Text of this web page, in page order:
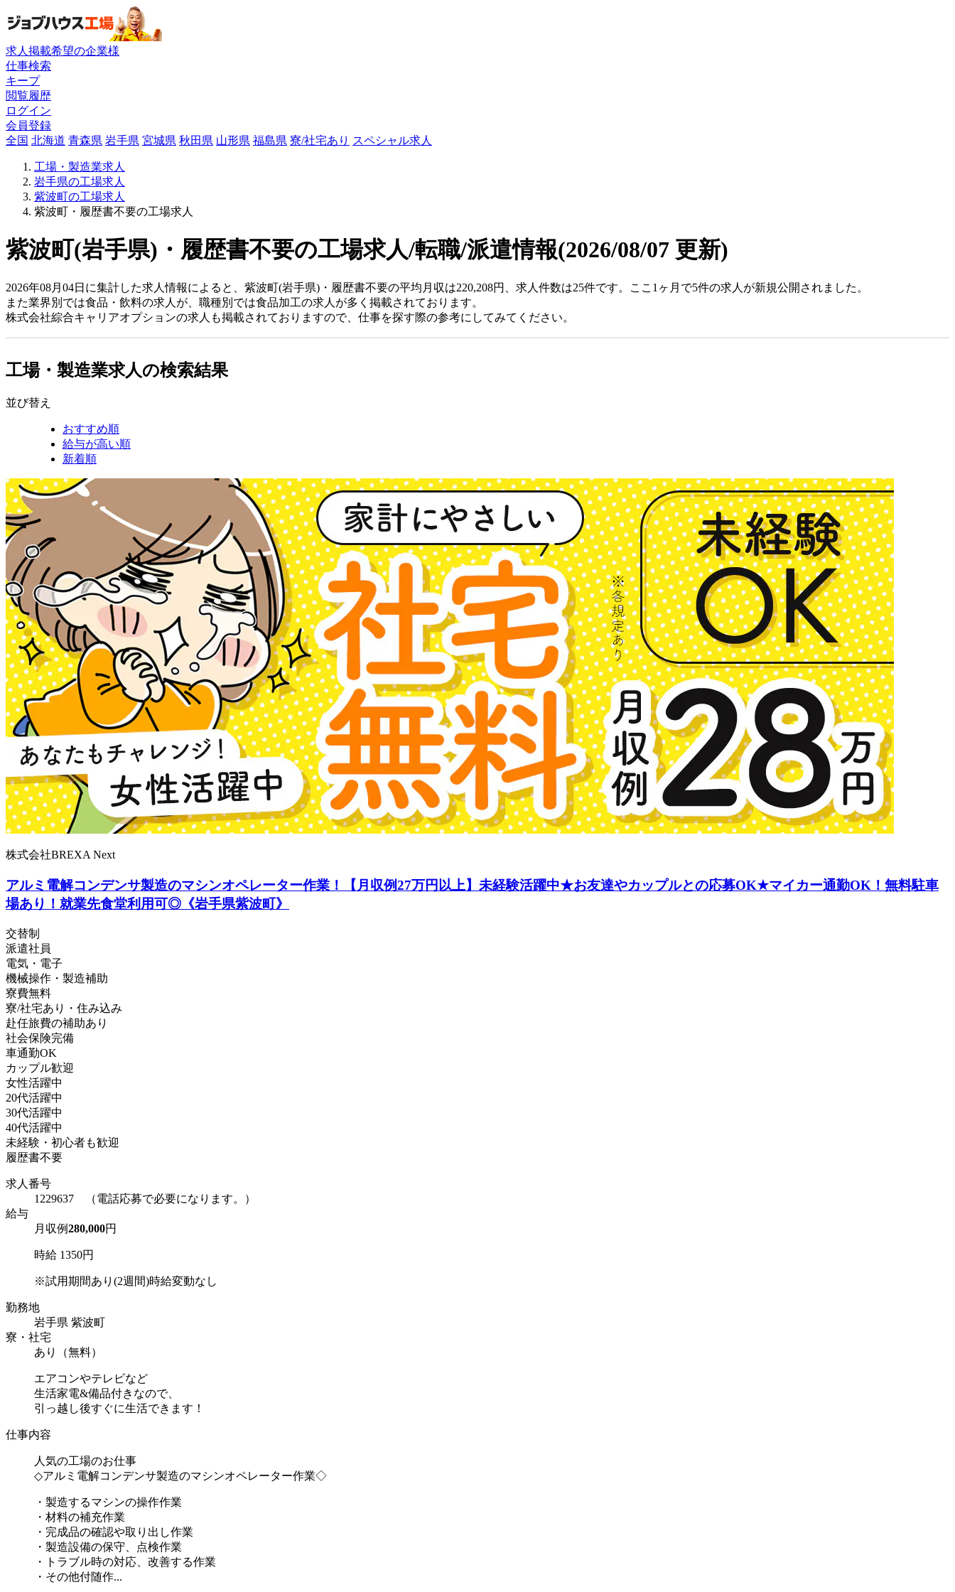
求人掲載希望の企業様
仕事検索
キープ
閲覧履歴
ログイン
会員登録
全国 北海道 青森県 岩手県 宮城県 秋田県 山形県 福島県 寮/社宅あり スペシャル求人
工場・製造業求人
岩手県の工場求人
紫波町の工場求人
紫波町・履歴書不要の工場求人
紫波町(岩手県)・履歴書不要の工場求人/転職/派遣情報(2026/08/07 更新)
2026年08月04日に集計した求人情報によると、紫波町(岩手県)・履歴書不要の平均月収は220,208円、求人件数は25件です。ここ1ヶ月で5件の求人が新規公開されました。
また業界別では食品・飲料の求人が、職種別では食品加工の求人が多く掲載されております。
株式会社綜合キャリアオプションの求人も掲載されておりますので、仕事を探す際の参考にしてみてください。
工場・製造業求人の検索結果
並び替え
おすすめ順
給与が高い順
新着順
株式会社BREXA Next
アルミ電解コンデンサ製造のマシンオペレーター作業！【月収例27万円以上】未経験活躍中★お友達やカップルとの応募OK★マイカー通勤OK！無料駐車
場あり！就業先食堂利用可◎《岩手県紫波町》
交替制
派遣社員
電気・電子
機械操作・製造補助
寮費無料
寮/社宅あり・住み込み
赴任旅費の補助あり
社会保険完備
車通勤OK
カップル歓迎
女性活躍中
20代活躍中
30代活躍中
40代活躍中
未経験・初心者も歓迎
履歴書不要
求人番号
1229637 （電話応募で必要になります。）
給与
月収例280,000円
時給 1350円
※試用期間あり(2週間)時給変動なし
勤務地
岩手県 紫波町
寮・社宅
あり（無料）
エアコンやテレビなど
生活家電&備品付きなので、
引っ越し後すぐに生活できます！
仕事内容
人気の工場のお仕事
◇アルミ電解コンデンサ製造のマシンオペレーター作業◇
・製造するマシンの操作作業
・材料の補充作業
・完成品の確認や取り出し作業
・製造設備の保守、点検作業
・トラブル時の対応、改善する作業
・その他付随作...